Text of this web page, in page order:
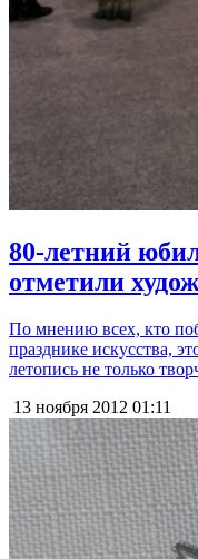
80-летний
отметили
По мнению всех, кто
празднике искусства,
летопись не только
13 ноября 2012 01:11